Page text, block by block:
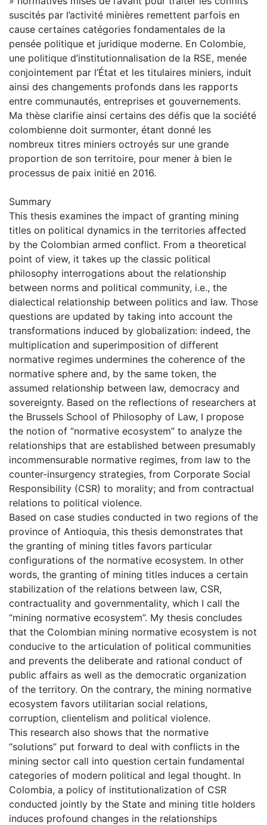
suscités par l’activité minières remettent parfois en
cause certaines catégories fondamentales de la
pensée politique et juridique moderne. En Colombie,
une politique d’institutionnalisation de la RSE, menée
conjointement par l’État et les titulaires miniers, induit
ainsi des changements profonds dans les rapports
entre communautés, entreprises et gouvernements.
Ma thèse clarifie ainsi certains des défis que la société
colombienne doit surmonter, étant donné les
nombreux titres miniers octroyés sur une grande
proportion de son territoire, pour mener à bien le
processus de paix initié en 2016.
Summary
This thesis examines the impact of granting mining
titles on political dynamics in the territories affected
by the Colombian armed conflict. From a theoretical
point of view, it takes up the classic political
philosophy interrogations about the relationship
between norms and political community, i.e., the
dialectical relationship between politics and law. Those
questions are updated by taking into account the
transformations induced by globalization: indeed, the
multiplication and superimposition of different
normative regimes undermines the coherence of the
normative sphere and, by the same token, the
assumed relationship between law, democracy and
sovereignty. Based on the reflections of researchers at
the Brussels School of Philosophy of Law, I propose
the notion of “normative ecosystem” to analyze the
relationships that are established between presumably
incommensurable normative regimes, from law to the
counter-insurgency strategies, from Corporate Social
Responsibility (CSR) to morality; and from contractual
relations to political violence.
Based on case studies conducted in two regions of the
province of Antioquia, this thesis demonstrates that
the granting of mining titles favors particular
configurations of the normative ecosystem. In other
words, the granting of mining titles induces a certain
stabilization of the relations between law, CSR,
contractuality and governmentality, which I call the
“mining normative ecosystem”. My thesis concludes
that the Colombian mining normative ecosystem is not
conducive to the articulation of political communities
and prevents the deliberate and rational conduct of
public affairs as well as the democratic organization
of the territory. On the contrary, the mining normative
ecosystem favors utilitarian social relations,
corruption, clientelism and political violence.
This research also shows that the normative
“solutions” put forward to deal with conflicts in the
mining sector call into question certain fundamental
categories of modern political and legal thought. In
Colombia, a policy of institutionalization of CSR
conducted jointly by the State and mining title holders
induces profound changes in the relationships